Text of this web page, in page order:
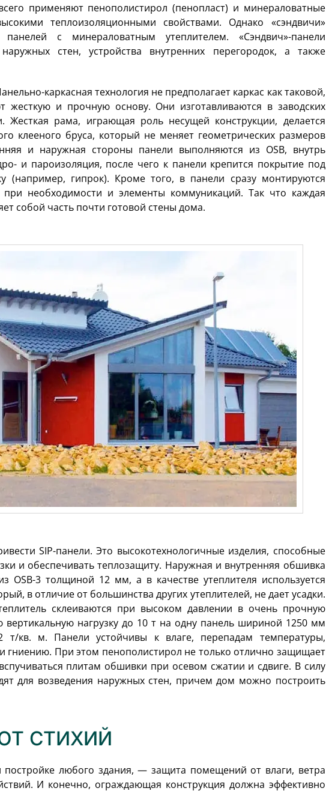
применяют пенополистирол (пенопласт) и минераловатные
теплоизоляционными свойствами. Однако «сэндвичи»
с минераловатным утеплителем. «Сэндвич»-панели
стен, устройства внутренних перегородок, а также
каркасная технология не предполагает каркас как таковой,
жесткую и прочную основу. Они изготавливаются в заводских
Жесткая рама, играющая роль несущей конструкции, делается
клееного бруса, который не меняет геометрических размеров
и наружная стороны панели выполняются из OSB, внутрь
и пароизоляция, после чего к панели крепится покрытие под
(например, гипрок). Кроме того, в панели сразу монтируются
необходимости и элементы коммуникаций. Так что каждая
собой часть почти готовой стены дома.
SIP-панели. Это высокотехнологичные изделия, способные
и обеспечивать теплозащиту. Наружная и внутренняя обшивка
OSB-3 толщиной 12 мм, а в качестве утеплителя используется
в отличие от большинства других утеплителей, не дает усадки.
склеиваются при высоком давлении в очень прочную
нагрузку до 10 т на одну панель шириной 1250 мм
т/кв. м. Панели устойчивы к влаге, перепадам температуры,
При этом пенополистирол не только отлично защищает
плитам обшивки при осевом сжатии и сдвиге. В силу
для возведения наружных стен, причем дом можно построить
СТИХИЙ
любого здания, — защита помещений от влаги, ветра
И конечно, ограждающая конструкция должна эффективно